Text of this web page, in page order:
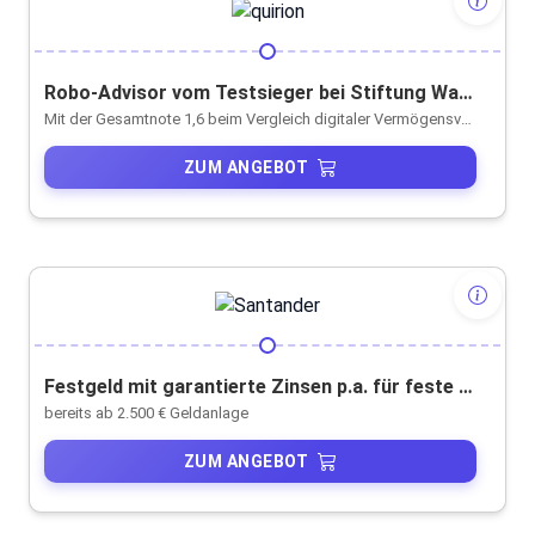
Robo-Advisor vom Testsieger bei Stiftung Warentest
Mit der Gesamtnote 1,6 beim Vergleich digitaler Vermögensverwaltungen
ZUM ANGEBOT
Festgeld mit garantierte Zinsen p.a. für feste Laufzeiten
bereits ab 2.500 € Geldanlage
ZUM ANGEBOT